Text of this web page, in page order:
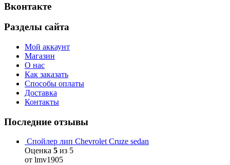
Вконтакте
Разделы сайта
Мой аккаунт
Магазин
О нас
Как заказать
Способы оплаты
Доставка
Контакты
Последние отзывы
Спойлер лип Chevrolet Cruze sedan
Оценка 5 из 5
от lmv1905